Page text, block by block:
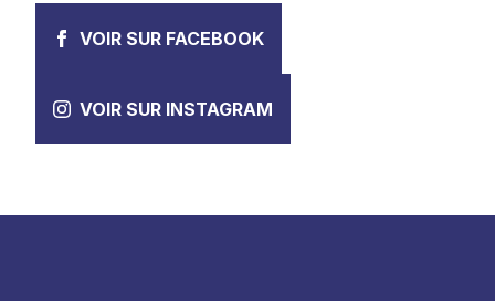
VOIR SUR FACEBOOK
VOIR SUR INSTAGRAM